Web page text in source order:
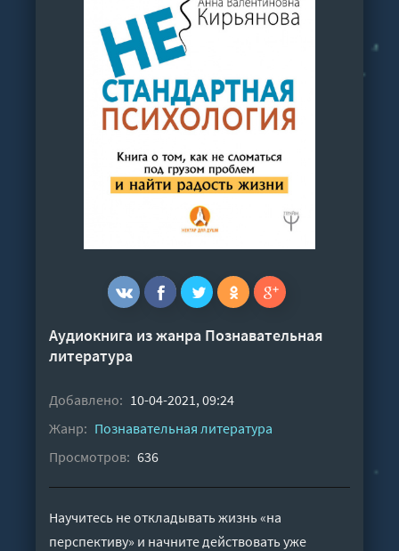
Аудиокнига из жанра Познавательная
литература
Добавлено: 10-04-2021, 09:24
Жанр: Познавательная литература
Просмотров: 636
Научитесь не откладывать жизнь «на
перспективу» и начните действовать уже